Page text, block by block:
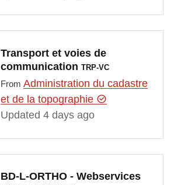
Transport et voies de
communication TRP-VC
From Administration du cadastre
et de la topographie
Updated 4 days ago
BD-L-ORTHO - Webservices